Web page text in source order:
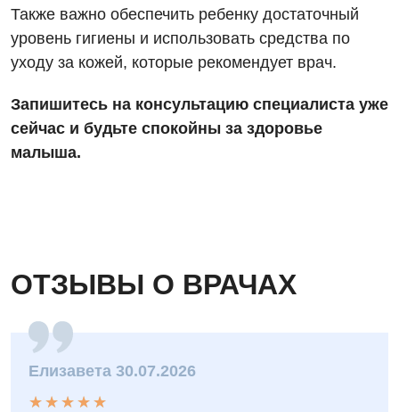
Детская гастроэнтерология
Детская гинекология
Детская дерматовенерология
Детская кардиоревматология
Детская офтальмология
Детская урология
Детская хирургия
Также важно обеспечить ребенку достаточный
уровень гигиены и использовать средства по
уходу за кожей, которые рекомендует врач.
Запишитесь на консультацию специалиста уже
сейчас и будьте спокойны за здоровье
малыша.
ОТЗЫВЫ О ВРАЧАХ
Елизавета 30.07.2026
★
★
★
★
★
★ ★ ★ ★ ★